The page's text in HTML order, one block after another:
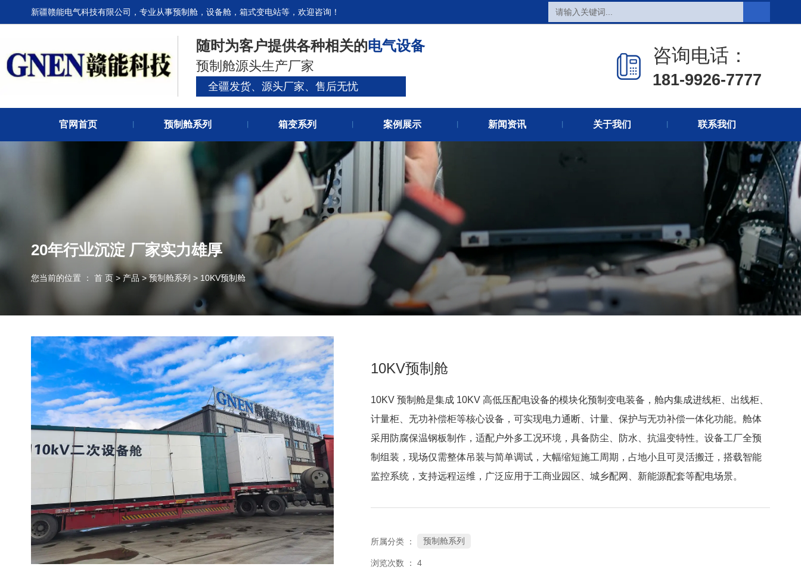
热销产品
在线留言
新疆赣能电气科技有限公司，专业从事预制舱，设备舱，箱式变电站等，欢迎咨询！
随时为客户提供各种相关的电气设备
预制舱源头生产厂家
全疆发货、源头厂家、售后无忧
咨询电话：
181-9926-7777
官网首页 预制舱系列 箱变系列 案例展示 新闻资讯 关于我们 联系我们
20年行业沉淀 厂家实力雄厚
您当前的位置 ： 首 页 >产品 >预制舱系列 > 10KV预制舱
10KV预制舱
10KV 预制舱是集成 10KV 高低压配电设备的模块化预制变电装备，舱内集成进线柜、出线柜、
计量柜、无功补偿柜等核心设备，可实现电力通断、计量、保护与无功补偿一体化功能。舱体
采用防腐保温钢板制作，适配户外多工况环境，具备防尘、防水、抗温变特性。设备工厂全预
制组装，现场仅需整体吊装与简单调试，大幅缩短施工周期，占地小且可灵活搬迁，搭载智能
监控系统，支持远程运维，广泛应用于工商业园区、城乡配网、新能源配套等配电场景。
所属分类 ： 预制舱系列
浏览次数 ：4